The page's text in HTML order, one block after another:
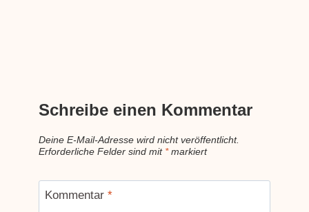
Schreibe einen Kommentar
Deine E-Mail-Adresse wird nicht veröffentlicht.
Erforderliche Felder sind mit *markiert
Kommentar *